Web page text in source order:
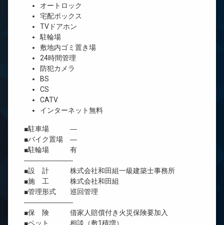
オートロック
宅配ボックス
TVドアホン
駐輪場
敷地内ゴミ置き場
24時間管理
防犯カメラ
BS
CS
CATV
インターネット無料
■駐車場 ―
■バイク置場 ―
■駐輪場 有
―――――――
■設 計 株式会社和田組一級建築士事務所
■施 工 株式会社和田組
■管理形式 巡回管理
―――――――
■保 険 借家人賠償付き火災保険要加入
■ペット 相談（敷1積増）